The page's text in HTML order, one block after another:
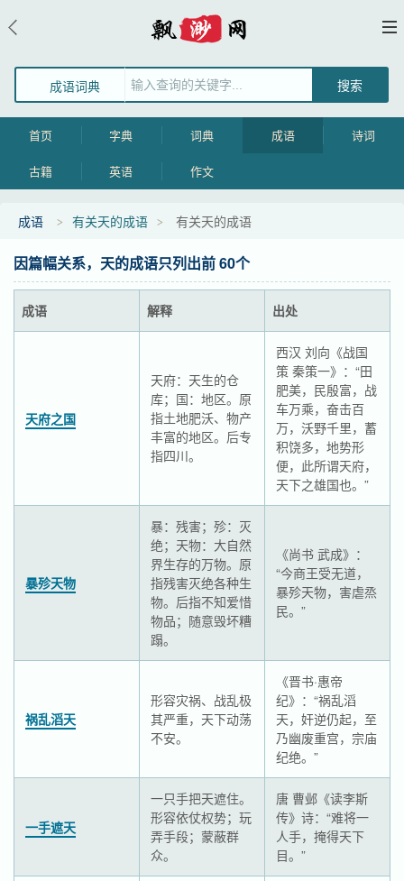
成语词典
首页 字典 词典 成语 诗词
古籍 英语 作文
成语 有关天的成语 有关天的成语
因篇幅关系，天的成语只列出前 60个
成语 解释 出处
天府之国
天府：天生的仓
库；国：地区。原
指土地肥沃、物产
丰富的地区。后专
指四川。
西汉 刘向《战国
策 秦策一》：“田
肥美，民殷富，战
车万乘，奋击百
万，沃野千里，蓄
积饶多，地势形
便，此所谓天府，
天下之雄国也。”
暴殄天物
暴：残害；殄：灭
绝；天物：大自然
界生存的万物。原
指残害灭绝各种生
物。后指不知爱惜
物品；随意毁坏糟
蹋。
《尚书 武成》：
“今商王受无道，
暴殄天物，害虐烝
民。”
祸乱滔天
形容灾祸、战乱极
其严重，天下动荡
不安。
《晋书·惠帝
纪》：“祸乱滔
天，奸逆仍起，至
乃幽废重宫，宗庙
纪绝。”
一手遮天
一只手把天遮住。
形容依仗权势；玩
弄手段；蒙蔽群
众。
唐 曹邺《读李斯
传》诗：“难将一
人手，掩得天下
目。”